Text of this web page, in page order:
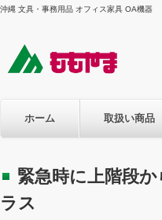
沖縄 文具・事務用品 オフィス家具 OA機器
ホーム 取扱い商品
緊急時に上階段
ラス